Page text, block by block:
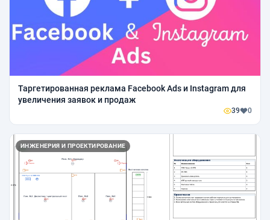
Таргетированная реклама Facebook Ads и Instagram для
увеличения заявок и продаж
39 0
ИНЖЕНЕРИЯ И ПРОЕКТИРОВАНИЕ